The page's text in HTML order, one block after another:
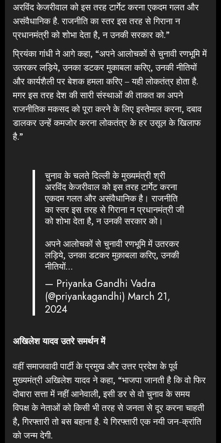
अरविंद केजरीवाल को इस तरह टार्गेट करना एकदम गलत और
असंवैधानिक है. राजनीति का स्तर इस तरह से गिराना न
प्रधानमंत्री को शोभा देता है, न उनकी सरकार को.”
प्रियंका गांधी ने आगे कहा, “अपने आलोचकों से चुनावी रणभूमि में
उतरकर लड़िये, उनका डटकर मुकाबला करिए, उनकी नीतियों
और कार्यशैली पर बेशक हमला करिए – यही लोकतंत्र होता है.
मगर इस तरह देश की सारी संस्थाओं की ताकत का अपने
राजनीतिक मकसद को पूरा करने के लिए इस्तेमाल करना, दबाव
डालकर उन्हें कमजोर करना लोकतंत्र के हर उसूल के खिलाफ
है.”
चुनाव के चलते दिल्ली के मुख्यमंत्री श्री
अरविंद केजरीवाल को इस तरह टार्गेट करना
एकदम गलत और असंवैधानिक है। राजनीति
का स्तर इस तरह से गिराना न प्रधानमंत्री जी
को शोभा देता है, न उनकी सरकार को।
अपने आलोचकों से चुनावी रणभूमि में उतरकर
लड़िये, उनका डटकर मुक़ाबला करिए, उनकी
नीतियों…
— Priyanka Gandhi Vadra
(@priyankagandhi)March 21,
2024
अखिलेश यादव उतरे समर्थन में
वहीं समाजवादी पार्टी के प्रमुख और उत्तर प्रदेश के पूर्व
मुख्यमंत्री अखिलेश यादव ने कहा, “भाजपा जानती है कि वो फिर
दोबारा सत्ता में नहीं आनेवाली, इसी डर से वो चुनाव के समय
विपक्ष के नेताओं को किसी भी तरह से जनता से दूर करना चाहती
है, गिरफ्तारी तो बस बहाना है. ये गिरफ्तारी एक नयी जन-क्रांति
को जन्म देगी.